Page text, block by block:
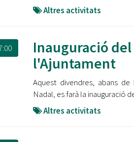
Altres activitats
Inauguració
l'Ajuntament
Aquest divendres, abans
Nadal, es farà la inauguració
Altres activitats